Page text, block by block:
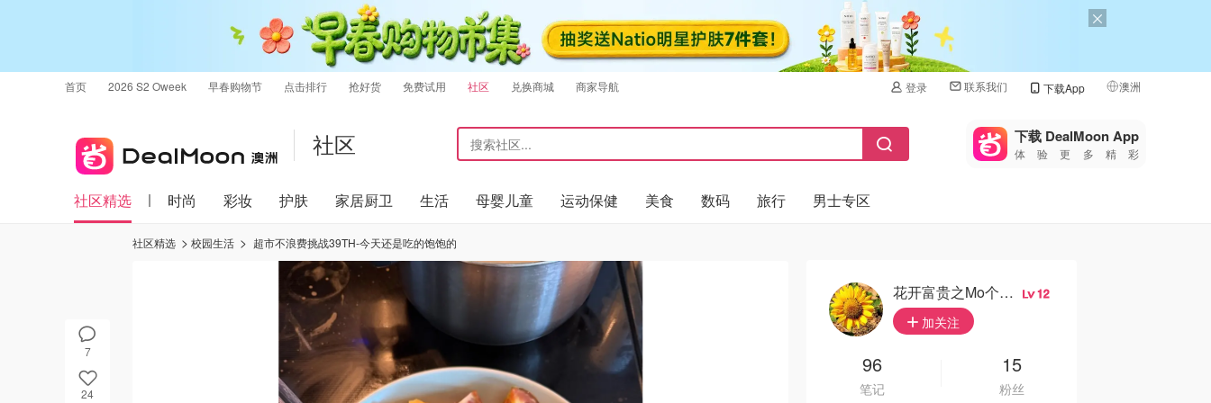
首页 2026 S2 Oweek 早春购物节 点击排行 抢好货 免费试用 社区 兑换商城 商家导航 登录 联系我们 下载App 澳洲
🇺🇸
🇨🇳 中国
🇩🇪
社区 下载 DealMoon App
体验更多精彩
社区精选 时尚 彩妆 护肤 家居厨卫 生活 母婴儿童 运动保健 美食 数码 旅行 男士专区
7
24
社区精选 校园生活 超市不浪费挑战39TH-今天还是吃的饱饱的
花开富贵之Mo个Mo 12
加关注
96
笔记
15
粉丝